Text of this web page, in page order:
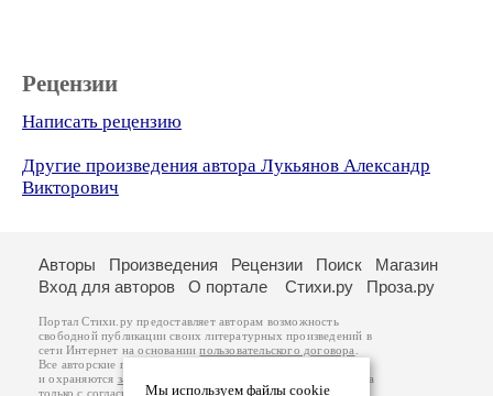
Рецензии
Написать рецензию
Другие произведения автора Лукьянов Александр
Викторович
Мы используем файлы cookie
Авторы Произведения Рецензии Поиск
Магазин
Вход для авторов
О портале Стихи.ру Проза.ру
Портал Стихи.ру предоставляет авторам возможность
свободной публикации своих литературных произведений в
сети Интернет на основаниипользовательского договора
Все авторские права на произведения принадлежат авторам
и охраняются законом
. Перепечатка произведений возможна
только с согласия его автора, к которому вы можете